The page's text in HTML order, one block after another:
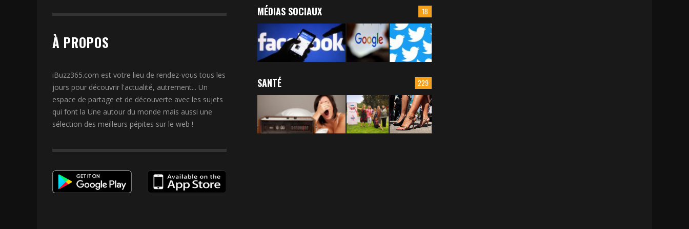
À PROPOS
iBuzz365.com est votre lieu de rendez-vous tous les
jours pour découvrir l'actualité, autrement... Un
espace de partage et de découverte avec les sujets
qui font la Une autour du monde mais aussi une
sélection des meilleurs pépites sur le web !
18
MÉDIAS SOCIAUX
229
SANTÉ